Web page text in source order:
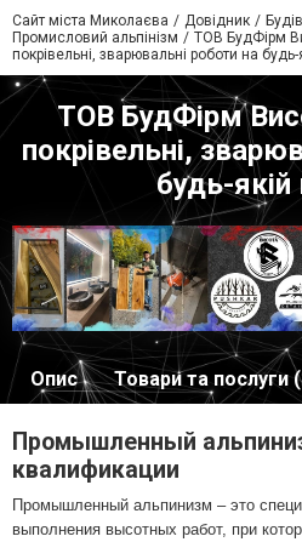
Сайт міста Миколаєва Довідник
Промисловий альпінізм
ТОВ БудФірм
покрівельні, зварювальні роботи на будь-
ТОВ БудФірм
покрівельні,
будь-якій
Опис Товари та послуги
Промышленный
квалификации
Промышленный альпинизм – это
выполнения высотных работ, при